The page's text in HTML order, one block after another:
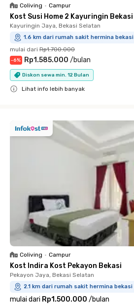
Coliving • Campur
Kost Susi Home 2 Kayuringin Bekasi
Kayuringin Jaya, Bekasi Selatan
1.6 km dari rumah sakit hermina bekasi
mulai dari Rp1.700.000
-6% Rp1.585.000 /bulan
Diskon sewa min. 12 Bulan
Lihat info lebih banyak
Coliving • Campur
Kost Indira Kost Pekayon Bekasi
Pekayon Jaya, Bekasi Selatan
2.1 km dari rumah sakit hermina bekasi
mulai dari Rp1.500.000 /bulan